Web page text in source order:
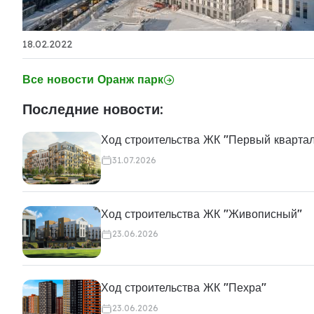
18.02.2022
Все новости Оранж парк
Последние новости:
Ход строительства ЖК "Первый
31.07.2026
Ход строительства ЖК "Живописный"
23.06.2026
Ход строительства ЖК "Пехра"
23.06.2026